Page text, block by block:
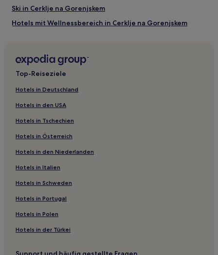
Ski in Cerklje na Gorenjskem
Hotels mit Wellnessbereich in Cerklje na Gorenjskem
Hotels mit Parkplatz in Ljubljana
Hotels mit inbegriffenem Frühstück in Ljubljana
Business in Ljubljana
Lgbtqia-Freundliche in Ljubljana
Haustierfreundliche in Ljubljana
Hotels mit Wellnessbereich in Ljubljana
Hotels mit Pool in Ljubljana
Günstige in Ljubljana
Hotels mit Küchenzeile in Ljubljana
Haustierfreundliche in Kamnik
Top-Reiseziele
Hotels in Deutschland
Hotels in den USA
Hotels in Tschechien
Hotels in Österreich
Hotels in den Niederlanden
Hotels in Italien
Hotels in Schweden
Hotels in Portugal
Hotels in Polen
Hotels in der Türkei